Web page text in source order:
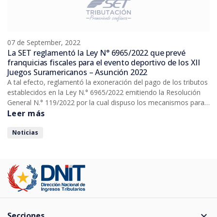
07 de September, 2022
La SET reglamentó la Ley N° 6965/2022 que prevé
franquicias fiscales para el evento deportivo de los XII
Juegos Suramericanos – Asunción 2022
A tal efecto, reglamentó la exoneración del pago de los tributos
establecidos en la Ley N.° 6965/2022 emitiendo la Resolución
General N.° 119/2022 por la cual dispuso los mecanismos para
obtener la liberación de impuestos que deberán ser gestionados
“Franquicias Fiscales/Solicitud Franquicias/Solicitud de
Leer más
Noticias